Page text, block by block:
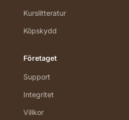
Kurslitteratur
Köpskydd
Företaget
Support
Integritet
Villkor